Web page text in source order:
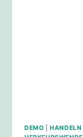
DEMO |HANDELN